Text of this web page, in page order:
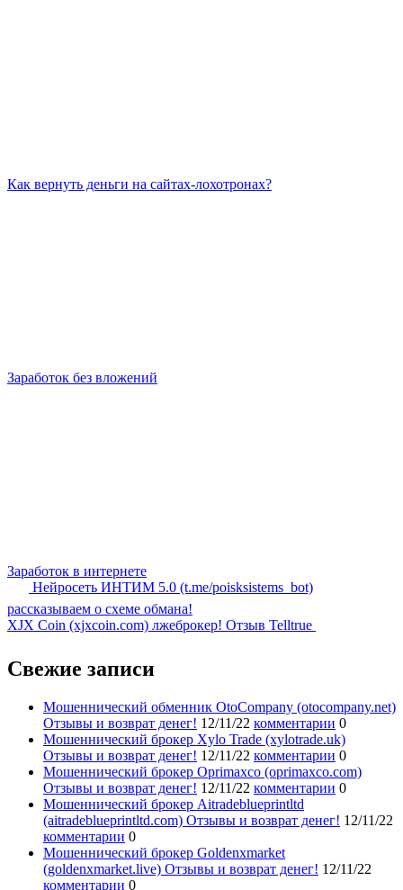
Как вернуть деньги на сайтах-лохотронах?
Заработок без вложений
Заработок в интернете
Нейросеть ИНТИМ 5.0 (t.me/poisksistems_bot)
рассказываем о схеме обмана!
XJX Coin (xjxcoin.com) лжеброкер! Отзыв Telltrue
Свежие записи
Мошеннический обменник OtoCompany (otocompany.net)
Отзывы и возврат денег! 12/11/22 комментарии 0
Мошеннический брокер Xylo Trade (xylotrade.uk)
Отзывы и возврат денег! 12/11/22 комментарии 0
Мошеннический брокер Oprimaxco (oprimaxco.com)
Отзывы и возврат денег! 12/11/22 комментарии 0
Мошеннический брокер Aitradeblueprintltd
(aitradeblueprintltd.com) Отзывы и возврат денег! 12/11/22
комментарии 0
Мошеннический брокер Goldenxmarket
(goldenxmarket.live) Отзывы и возврат денег! 12/11/22
комментарии 0